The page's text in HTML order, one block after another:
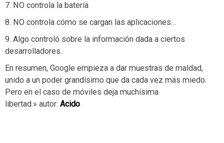
7. NO controla la batería
8. NO controla cómo se cargan las aplicaciones…
9. Algo controló sobre la información dada a ciertos
desarrolladores.
En resumen, Google empieza a dar muestras de maldad,
unido a un poder grandísimo que da cada vez más miedo.
Pero en el caso de móviles deja muchísima
libertad.» autor: Acido